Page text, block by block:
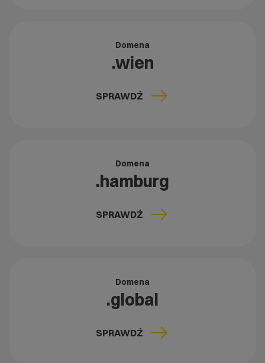
Domena
.wien
SPRAWDŹ
Domena
.hamburg
SPRAWDŹ
Domena
.global
SPRAWDŹ